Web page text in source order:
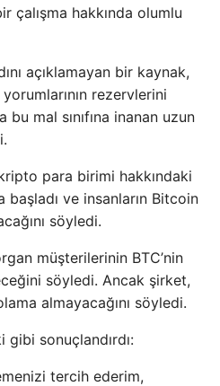
çalışma hakkında olumlu
açıklamayan bir kaynak,
rezervlerini
bu mal sınıfına inanan uzun
para birimi hakkındaki
başladı ve insanların Bitcoin
söyledi.
müşterilerinin BTC’nin
söyledi. Ancak şirket,
almayacağını söyledi.
gibi sonuçlandırdı:
tercih ederim,